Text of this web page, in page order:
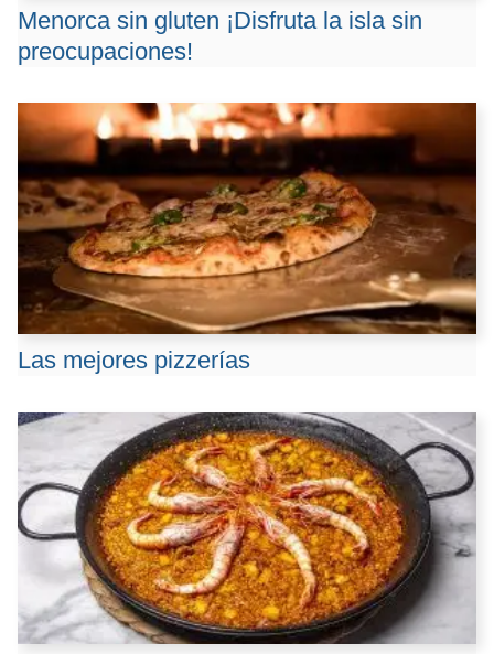
Menorca sin gluten ¡Disfruta la isla sin
preocupaciones!
Las mejores pizzerías